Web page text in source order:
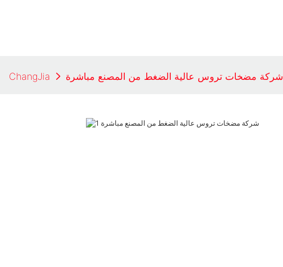
ChangJia شركة مضخات تروس عالية الضغط من المصنع مباشرة